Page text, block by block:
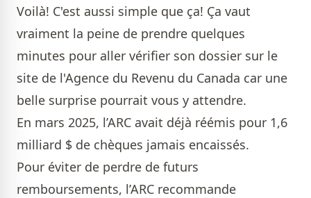
Voilà! C'est aussi simple que ça! Ça vaut
vraiment la peine de prendre quelques
minutes pour aller vérifier son dossier sur le
site de l'Agence du Revenu du Canada car une
belle surprise pourrait vous y attendre.
En mars 2025, l’ARC avait déjà réémis pour 1,6
milliard $ de chèques jamais encaissés.
Pour éviter de perdre de futurs
remboursements, l’ARC recommande